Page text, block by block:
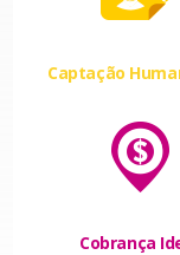
Captação
Cobrança